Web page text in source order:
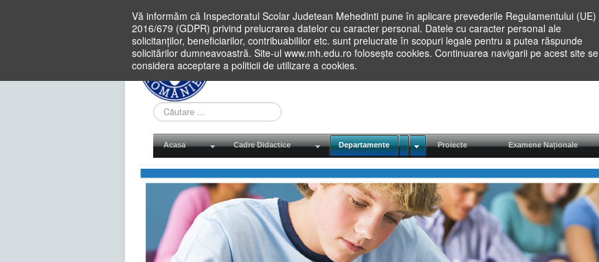
Vă informăm că Inspectoratul Scolar Judetean Mehedinti pune în aplicare prevederile Regulamentului (UE)
2016/679 (GDPR) privind prelucrarea datelor cu caracter personal. Datele cu caracter personal ale
solicitanților, beneficiarilor, contribuabililor etc. sunt prelucrate în scopuri legale pentru a putea răspunde
solicitărilor dumneavoastră. Site-ul www.mh.edu.ro folosește cookies. Continuarea navigarii pe acest site se
considera acceptare a politicii de utilizare a cookies.
Cauta
in
site
Acasa Cadre Didactice Departamente Proiecte Examene Naționale